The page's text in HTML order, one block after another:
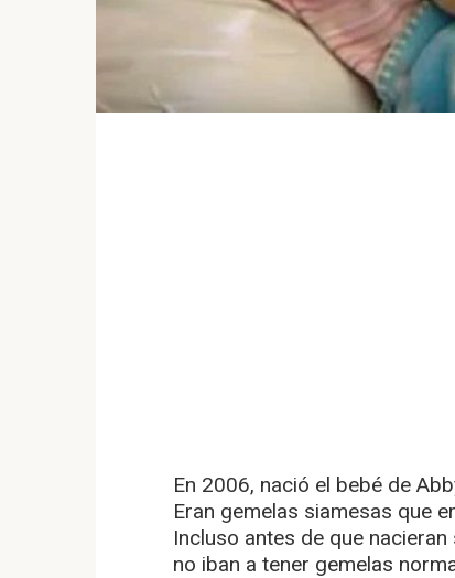
En 2006, nació el bebé de
Eran gemelas siamesas que
Incluso antes de que
no iban a tener gemelas